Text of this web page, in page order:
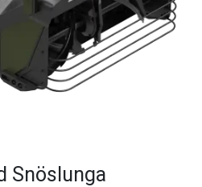
Snöslunga